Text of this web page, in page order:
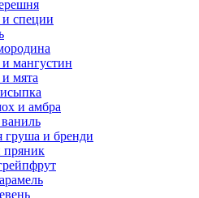
специи
мангустин
мята
и амбра
груша и бренди